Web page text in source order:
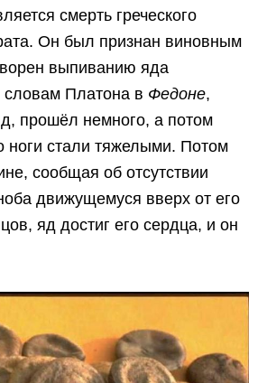
смерть греческого
Он был признан виновным
выпиванию яда
Платона в Федоне,
прошёл немного, а потом
ноги стали тяжелыми. Потом
сообщая об отсутствии
движущемуся вверх от его
яд достиг его сердца, и он